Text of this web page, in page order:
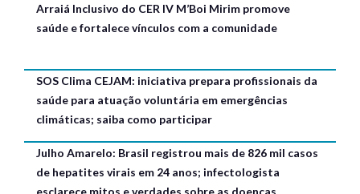
Arraiá Inclusivo do CER IV M’Boi Mirim promove
saúde e fortalece vínculos com a comunidade
SOS Clima CEJAM: iniciativa prepara profissionais da
saúde para atuação voluntária em emergências
climáticas; saiba como participar
Julho Amarelo: Brasil registrou mais de 826 mil casos
de hepatites virais em 24 anos; infectologista
esclarece mitos e verdades sobre as doenças